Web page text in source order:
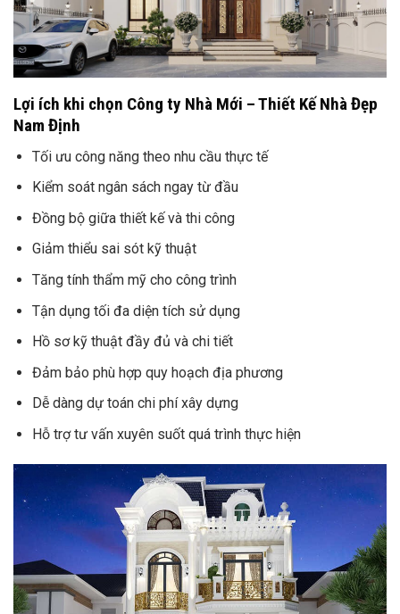
Lợi ích khi chọn Công ty Nhà Mới – Thiết Kế Nhà Đẹp
Nam Định
Tối ưu công năng theo nhu cầu thực tế
Kiểm soát ngân sách ngay từ đầu
Đồng bộ giữa thiết kế và thi công
Giảm thiểu sai sót kỹ thuật
Tăng tính thẩm mỹ cho công trình
Tận dụng tối đa diện tích sử dụng
Hồ sơ kỹ thuật đầy đủ và chi tiết
Đảm bảo phù hợp quy hoạch địa phương
Dễ dàng dự toán chi phí xây dựng
Hỗ trợ tư vấn xuyên suốt quá trình thực hiện